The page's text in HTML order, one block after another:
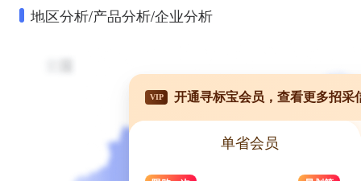
地区分析/产品分析/企业分析
VIP 开通寻标宝会员，查看更多招采
单省会员